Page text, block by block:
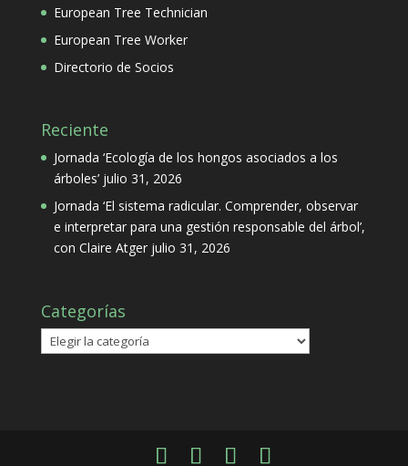
European Tree Technician
European Tree Worker
Directorio de Socios
Reciente
Jornada ‘Ecología de los hongos asociados a los
árboles’ julio 31, 2026
Jornada ‘El sistema radicular. Comprender, observar
e interpretar para una gestión responsable del árbol’,
con Claire Atger julio 31, 2026
Categorías
Categorías